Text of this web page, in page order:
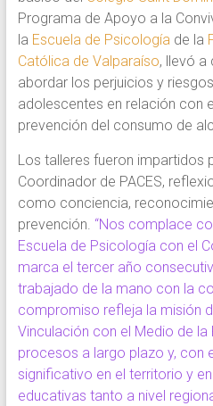
del
agenciamiento
colectivo
y
el
fortalecimiento
estrategias
formativas.
Programa
de
la
Pontificia
Universidad
Católica
de
Valparaíso
Programa de Apoyo a la
la Escuela de Psicologíade la
Católica de Valparaíso, llevó a
abordar los perjuicios y
adolescentes en relación con
prevención del consumo de
Los talleres fueron impartidos
Coordinador de PACES,
como conciencia,
prevención. “Nos complace
Escuela de Psicología con el
marca el tercer año
trabajado de la mano con la
compromiso refleja la misión
Vinculación con el Medio de la
procesos a largo plazo y, con
significativo en el territorio y
educativas tanto a nivel